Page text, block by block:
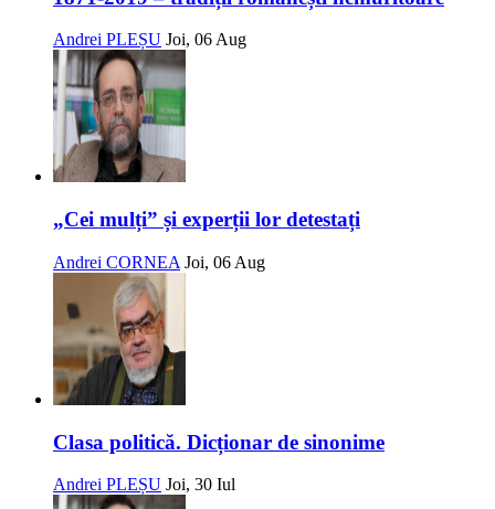
Andrei PLEȘU Joi, 06 Aug
„Cei mulți” și experții lor detestați
Andrei CORNEA Joi, 06 Aug
Clasa politică. Dicționar de sinonime
Andrei PLEȘU Joi, 30 Iul